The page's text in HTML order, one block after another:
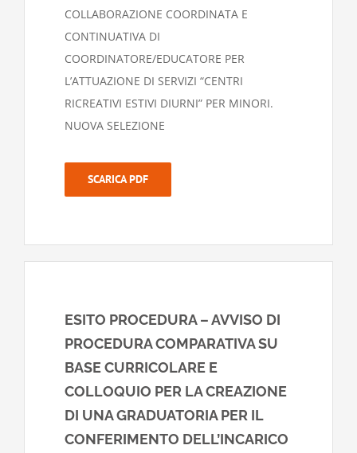
COLLABORAZIONE COORDINATA E
CONTINUATIVA DI
COORDINATORE/EDUCATORE PER
L’ATTUAZIONE DI SERVIZI “CENTRI
RICREATIVI ESTIVI DIURNI” PER MINORI.
NUOVA SELEZIONE
SCARICA PDF
ESITO PROCEDURA – AVVISO DI
PROCEDURA COMPARATIVA SU
BASE CURRICOLARE E
COLLOQUIO PER LA CREAZIONE
DI UNA GRADUATORIA PER IL
CONFERIMENTO DELL’INCARICO